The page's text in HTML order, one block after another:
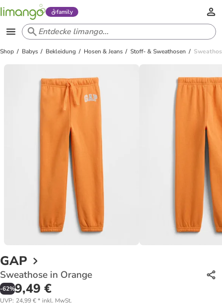
family
Shop Babys Bekleidung Hosen & Jeans Stoff- & Sweathosen
GAP
Sweathose in Orange
-62%9,49 €
UVP: 24,99 €* inkl. MwSt.